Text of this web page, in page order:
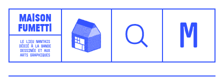
Maison
Fumetti
LE LIEU NANTAIS
DÉDIÉ À LA BANDE
DESSINÉE ET AUX
ARTS GRAPHIQUES
M